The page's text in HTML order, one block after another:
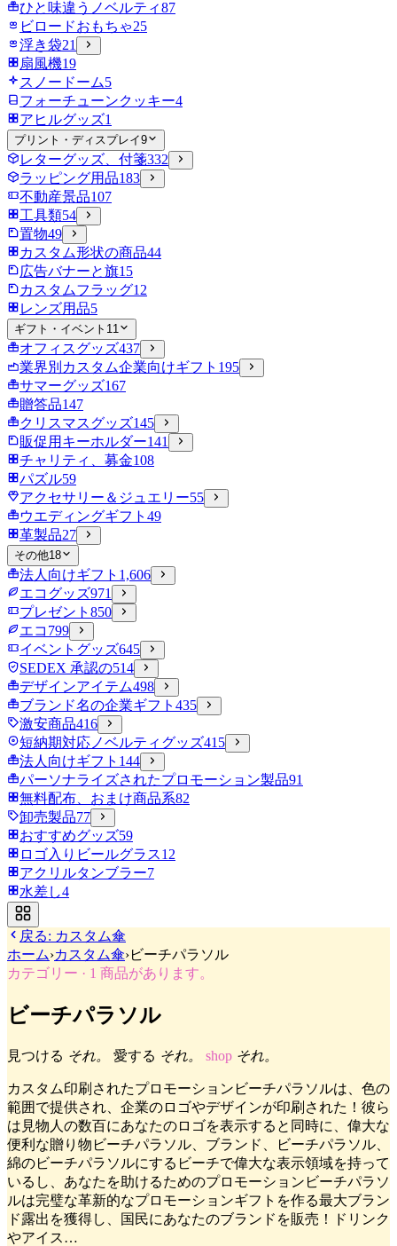
ひと味違うノベルティ87
ビロードおもちゃ25
浮き袋21
扇風機19
スノードーム5
フォーチューンクッキー4
アヒルグッズ1
プリント・ディスプレイ9
レターグッズ、付箋332
ラッピング用品183
不動産景品107
工具類54
置物49
カスタム形状の商品44
広告バナーと旗15
カスタムフラッグ12
レンズ用品5
ギフト・イベント 11
オフィスグッズ437
業界別カスタム企業向けギフト 195
サマーグッズ167
贈答品147
クリスマスグッズ145
販促用キーホルダー141
チャリティ、募金108
パズル59
アクセサリー＆ジュエリー55
ウエディングギフト 49
革製品27
その他18
法人向けギフト 1,606
エコグッズ971
プレゼント 850
エコ 799
イベントグッズ645
SEDEX 承認の514
デザインアイテム498
ブランド名の企業ギフト 435
激安商品416
短納期対応ノベルティグッズ415
法人向けギフト 144
パーソナライズされたプロモーション製品91
無料配布、おまけ商品系82
卸売製品77
おすすめグッズ59
ロゴ入りビールグラス12
アクリルタンブラー7
水差し4
戻る: カスタム傘
ホーム›カスタム傘›ビーチパラソル
カテゴリー · 1 商品があります。
ビーチパラソル
見つける それ。 愛する それ。 shop それ。
カスタム印刷されたプロモーションビーチパラソルは、色の
範囲で提供され、企業のロゴやデザインが印刷された！彼ら
は見物人の数百にあなたのロゴを表示すると同時に、偉大な
便利な贈り物ビーチパラソル、ブランド、ビーチパラソル、
綿のビーチパラソルにするビーチで偉大な表示領域を持って
いるし、あなたを助けるためのプロモーションビーチパラソ
ルは完璧な革新的なプロモーションギフトを作る最大ブラン
ド露出を獲得し、国民にあなたのブランドを販売！ドリンク
やアイス…